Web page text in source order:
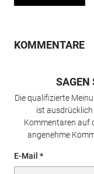
KOMMENTARE
SAGEN
Die qualifizierte
ist
Kommentaren auf
angenehme
E-Mail